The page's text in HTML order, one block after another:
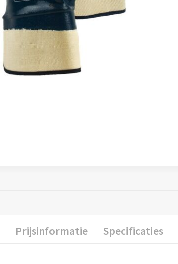
Prijsinformatie Specificaties